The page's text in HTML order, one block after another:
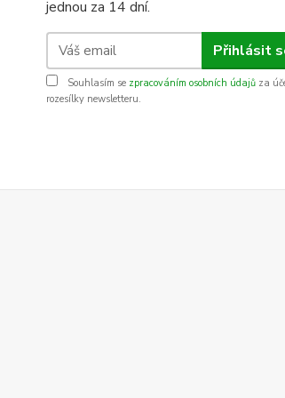
jednou za 14 dní.
Přihlásit
Souhlasím se zpracováním osobních údajů za
rozesílky newsletteru.